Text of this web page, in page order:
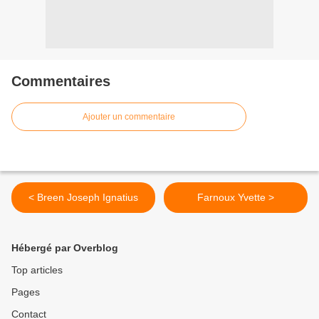
Commentaires
Ajouter un commentaire
< Breen Joseph Ignatius Farnoux Yvette >
Hébergé par Overblog
Top articles
Pages
Contact